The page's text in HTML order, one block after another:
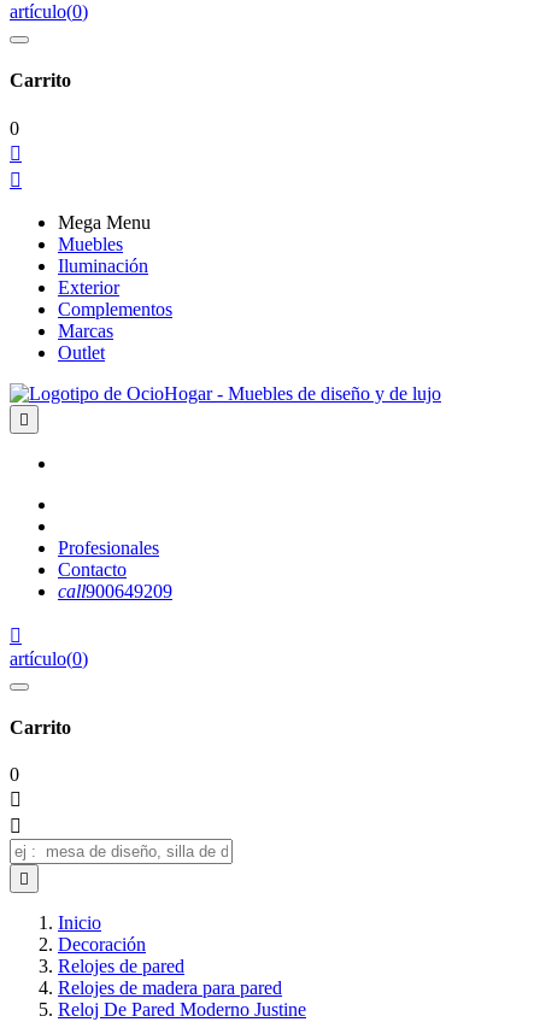
artículo(0)
Carrito
0


Mega Menu
Muebles
Iluminación
Exterior
Complementos
Marcas
Outlet

Profesionales
Contacto
call900649209

artículo(0)
Carrito
0



Inicio
Decoración
Relojes de pared
Relojes de madera para pared
Reloj De Pared Moderno Justine